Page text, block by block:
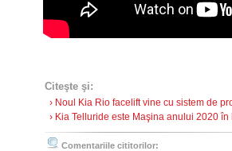
Citeşte şi:
› Noul Kia Rio facelift vine cu sistem de
› Kia Telluride este Maşina anului 2020 în
Comentariile cititorilor: